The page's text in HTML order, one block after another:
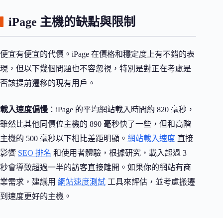
iPage 主機的缺點與限制
便宜有便宜的代價。iPage 在價格和穩定度上有不錯的表
現，但以下幾個問題也不容忽視，特別是對正在考慮是
否該提前遷移的現有用戶。
載入速度偏慢 ：iPage 的平均網站載入時間約 820 毫秒，
雖然比其他同價位主機的 890 毫秒快了一些，但和高階
主機的 500 毫秒以下相比差距明顯。 網站載入速度 直接
影響 SEO 排名 和使用者體驗，根據研究，載入超過 3
秒會導致超過一半的訪客直接離開。如果你的網站有商
業需求，建議用 網站速度測試 工具來評估，並考慮搬遷
到速度更好的主機。